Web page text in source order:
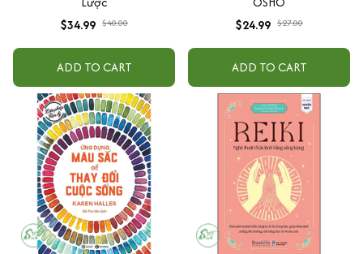
$34.99 $40.00
ADD TO CART
$24.99 $27.00
ADD TO CART